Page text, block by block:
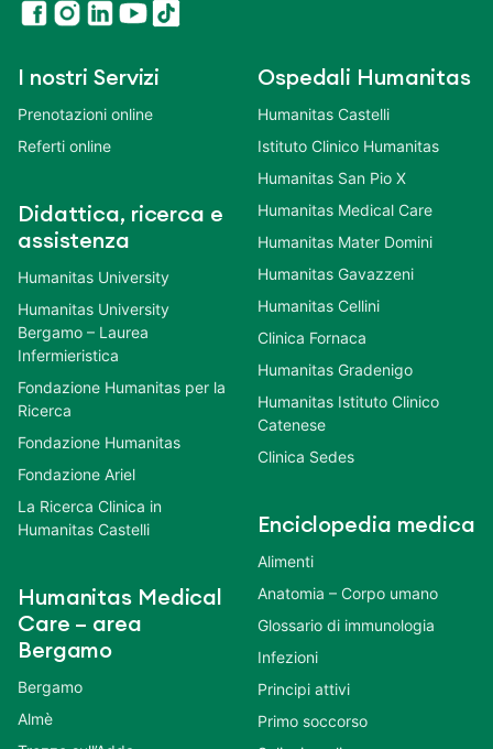
I nostri Servizi
Prenotazioni online
Referti online
Didattica, ricerca e
assistenza
Humanitas University
Humanitas University
Bergamo – Laurea
Infermieristica
Fondazione Humanitas per la
Ricerca
Fondazione Humanitas
Fondazione Ariel
La Ricerca Clinica in
Humanitas Castelli
Humanitas Medical
Care – area
Bergamo
Bergamo
Almè
Ospedali Humanitas
Humanitas Castelli
Istituto Clinico Humanitas
Humanitas San Pio X
Humanitas Medical Care
Humanitas Mater Domini
Humanitas Gavazzeni
Humanitas Cellini
Clinica Fornaca
Humanitas Gradenigo
Humanitas Istituto Clinico
Catenese
Clinica Sedes
Enciclopedia medica
Alimenti
Anatomia – Corpo umano
Glossario di immunologia
Infezioni
Principi attivi
Primo soccorso